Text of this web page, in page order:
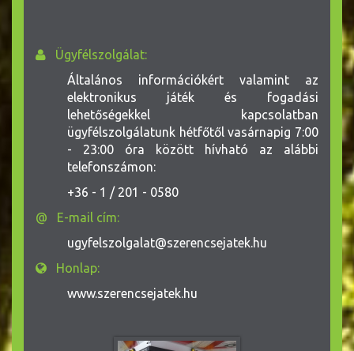
Ügyfélszolgálat:
Általános információkért valamint az
elektronikus játék és fogadási
lehetőségekkel kapcsolatban
ügyfélszolgálatunk hétfőtől vasárnapig 7:00
- 23:00 óra között hívható az alábbi
telefonszámon:
+36 - 1 / 201 - 0580
@ E-mail cím:
ugyfelszolgalat@szerencsejatek.hu
Honlap:
www.szerencsejatek.hu